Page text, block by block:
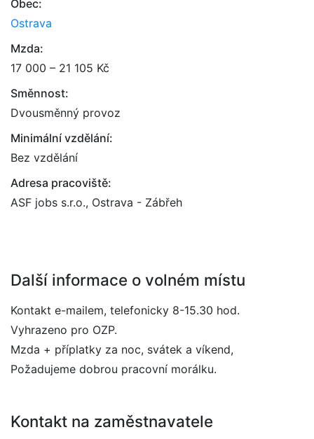
Obec:
Ostrava
Mzda:
17 000 – 21 105 Kč
Směnnost:
Dvousměnný provoz
Minimální vzdělání:
Bez vzdělání
Adresa pracoviště:
ASF jobs s.r.o., Ostrava - Zábřeh
Další informace o volném místu
Kontakt e-mailem, telefonicky 8-15.30 hod.
Vyhrazeno pro OZP.
Mzda + příplatky za noc, svátek a víkend,
Požadujeme dobrou pracovní morálku.
Kontakt na zaměstnavatele